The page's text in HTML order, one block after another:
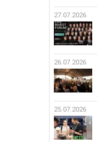
27.07.2026
26.07.2026
25.07.2026